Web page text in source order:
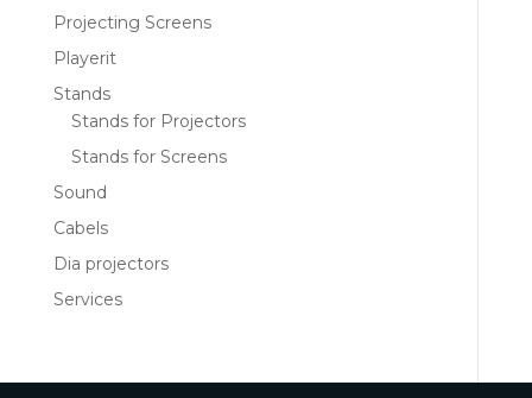
Projecting Screens
Playerit
Stands
Stands for Projectors
Stands for Screens
Sound
Cabels
Dia projectors
Services